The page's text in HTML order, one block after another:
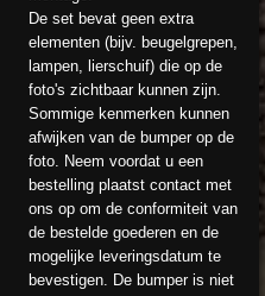
De set bevat geen extra
elementen (bijv. beugelgrepen,
lampen, lierschuif) die op de
foto's zichtbaar kunnen zijn.
Sommige kenmerken kunnen
afwijken van de bumper op de
foto. Neem voordat u een
bestelling plaatst contact met
ons op om de conformiteit van
de bestelde goederen en de
mogelijke leveringsdatum te
bevestigen. De bumper is niet